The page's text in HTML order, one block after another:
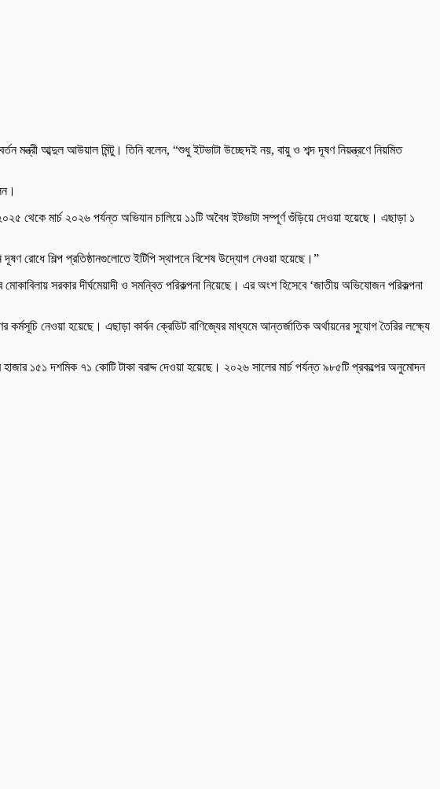
মন্ত্রী আব্দুল আউয়াল মিন্টু। তিনি বলেন, “শুধু ইটভাটা উচ্ছেদই নয়, বায়ু ও শব্দ দূষণ নিয়ন্ত্রণে নিয়মিত
থেকে মার্চ ২০২৬ পর্যন্ত অভিযান চালিয়ে ১১টি অবৈধ ইটভাটা সম্পূর্ণ গুঁড়িয়ে দেওয়া হয়েছে। এছাড়া ১
রোধে শিল্প প্রতিষ্ঠানগুলোতে ইটিপি স্থাপনে বিশেষ উদ্যোগ নেওয়া হয়েছে।”
সরকার দীর্ঘমেয়াদী ও সমন্বিত পরিকল্পনা নিয়েছে। এর অংশ হিসেবে ‘জাতীয় অভিযোজন পরিকল্পনা
নেওয়া হয়েছে। এছাড়া কার্বন ক্রেডিট বাণিজ্যের মাধ্যমে আন্তর্জাতিক অর্থায়নের সুযোগ তৈরির লক্ষ্যে
১৫১ দশমিক ৭১ কোটি টাকা বরাদ্দ দেওয়া হয়েছে। ২০২৬ সালের মার্চ পর্যন্ত ৯৮৫টি প্রকল্পের অনুমোদন